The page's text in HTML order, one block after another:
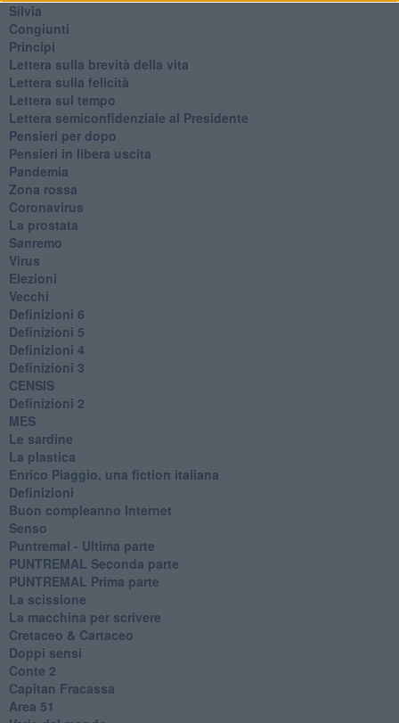
Silvia
Congiunti
Principi
​Lettera sulla brevità della vita
​Lettera sulla felicità
​Lettera sul tempo
Lettera semiconfidenziale al Presidente
Pensieri per dopo
​Pensieri in libera uscita
Pandemia
Zona rossa
Coronavirus
La prostata
Sanremo
Virus
Elezioni
Vecchi
Definizioni 6
Definizioni 5
Definizioni 4
Definizioni 3
CENSIS
​Definizioni 2
MES
Le sardine
La plastica
​Enrico Piaggio, una fiction italiana
Definizioni
​Buon compleanno Internet
Senso
Puntremal - Ultima parte
PUNTREMAL Seconda parte
​PUNTREMAL Prima parte
La scissione
La macchina per scrivere
Cretaceo & Cartaceo
Doppi sensi
​Conte 2
​Capitan Fracassa
​Area 51